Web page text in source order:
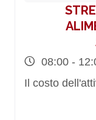
08:00 -
Il costo